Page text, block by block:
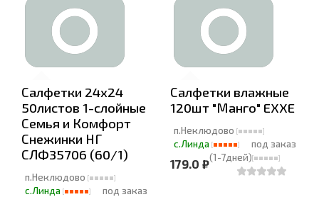
Салфетки 24х24
50листов 1-слойные
Семья и Комфорт
Снежинки НГ
СЛФ35706 (60/1)
п.Неклюдово
с.Линда
под заказ
Салфетки влажные
120шт "Манго" EXXE
п.Неклюдово
с.Линда
под заказ
(1-7дней)
179.0 ₽